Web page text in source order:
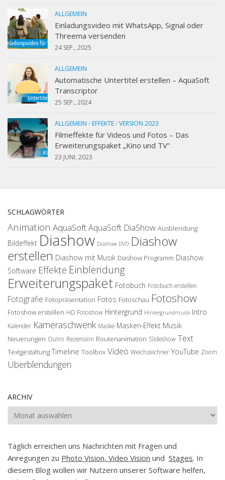
ALLGEMEIN
Einladungsvideo mit WhatsApp, Signal oder
Threema versenden
24 SEP., 2025
ALLGEMEIN
Automatische Untertitel erstellen – AquaSoft
Transcriptor
25 SEP., 2024
ALLGEMEIN / EFFEKTE/VERSION 2023
Filmeffekte für Videos und Fotos – Das
Erweiterungspaket „Kino und TV“
23 JUNI, 2023
SCHLAGWÖRTER
Animation AquaSoftAquaSoft DiaShow Ausblendung
Bildeffekt Diashow Diashow DVD Diashow
erstellen Diashow mit Musik Diashow Programm Diashow
Software Effekte Einblendung
Erweiterungspaket Fotobuch Fotobuch erstellen
Fotografie Fotopräsentation Fotos Fotoschau Fotoshow
Fotoshow erstellen HD Fotoshow Hintergrund Hintergrundmusik Intro
Kalender Kameraschwenk Maske Masken-Effekt Musik
Neuerungen Outro Rezension Routenanimation Slideshow Text
Textgestaltung Timeline Toolbox Video Weichzeichner YouTube Zoom
Überblendungen
ARCHIV
Archiv
Täglich erreichen uns Nachrichten mit Fragen und
Anregungen zu Photo Vision, Video Vision und Stages. In
diesem Blog wollen wir Nutzern unserer Software helfen,